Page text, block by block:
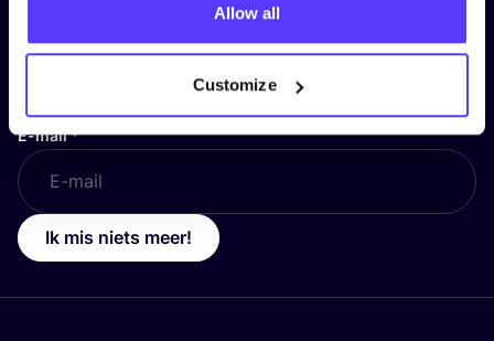
Allow all
Customize
Voornaam*
E-mail*
Ik mis niets meer!